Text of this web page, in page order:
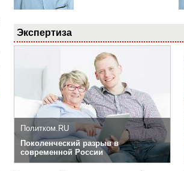
Экспертиза
Политком.RU
Поколенческий разрыв в
современной России